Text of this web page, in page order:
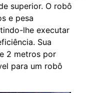
superior. O robô
e pesa
lhe executar
Sua
2 metros por
para um robô